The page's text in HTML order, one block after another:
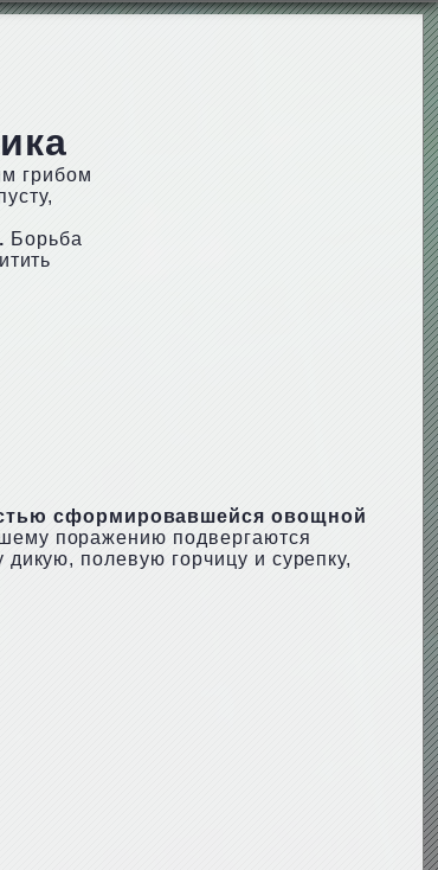
грибом
Борьба
сформировавшейся овощной
поражению подвергаются
полевую горчицу и сурепку,